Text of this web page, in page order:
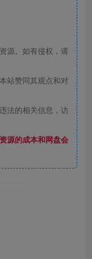
源。如有侵权，请
站赞同其观点和对
法的相关信息，访
源的成本和网盘会